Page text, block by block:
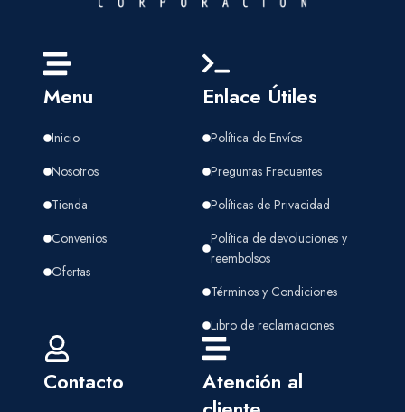
Menu
Inicio
Nosotros
Tienda
Convenios
Ofertas
Enlace Útiles
Política de Envíos
Preguntas Frecuentes
Políticas de Privacidad
Política de devoluciones y
reembolsos
Términos y Condiciones
Libro de reclamaciones
Contacto
Atención al